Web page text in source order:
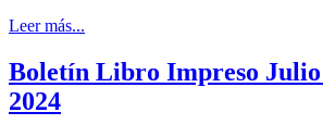
Leer más...
Boletín Libro Impreso
2024